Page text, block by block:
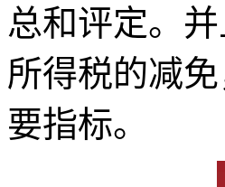
总和评定。
所得税的减
要指标。